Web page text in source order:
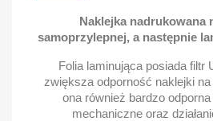
Naklejka nadrukowana
samoprzylepnej, a następnie
Folia laminująca posiada filtr
zwiększa odporność naklejki
ona również bardzo
mechaniczne oraz